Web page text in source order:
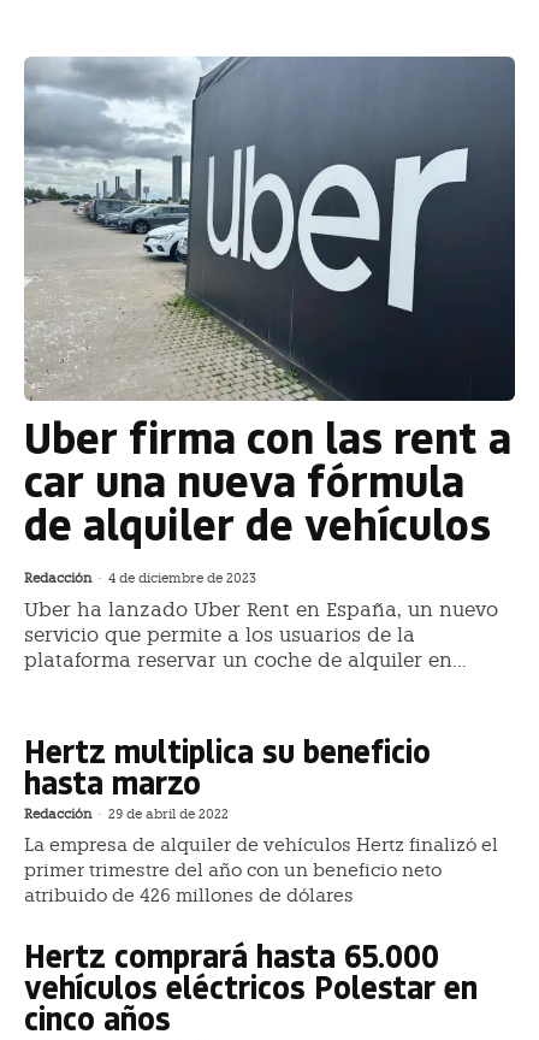
Uber firma con las rent a
car una nueva fórmula
de alquiler de vehículos
Redacción - 4 de diciembre de 2023
Uber ha lanzado Uber Rent en España, un nuevo
servicio que permite a los usuarios de la
plataforma reservar un coche de alquiler en...
Hertz multiplica su beneficio
hasta marzo
Redacción - 29 de abril de 2022
La empresa de alquiler de vehículos Hertz finalizó el
primer trimestre del año con un beneficio neto
atribuido de 426 millones de dólares
Hertz comprará hasta 65.000
vehículos eléctricos Polestar en
cinco años